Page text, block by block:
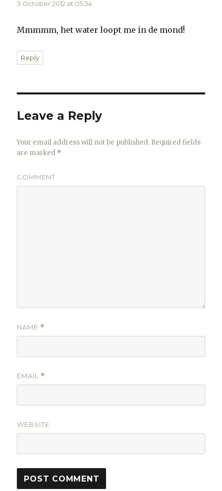
3 October 2012 at 05:34
Mmmmm, het water loopt me in de mond!
Reply
Leave a Reply
Your email address will not be published. Required fields
are marked *
COMMENT
NAME *
EMAIL *
WEBSITE